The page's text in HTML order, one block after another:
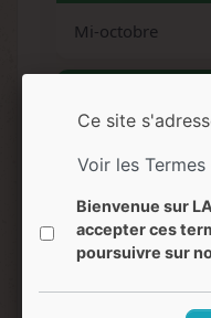
Mi-octobre
SAVEURS
Extrêmement
notes terreuses
Ce site
Voir les
Bienvenue sur
accepter ces
poursuivre sur